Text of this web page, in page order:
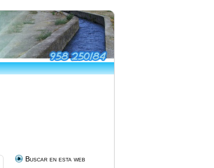
Buscar en esta web